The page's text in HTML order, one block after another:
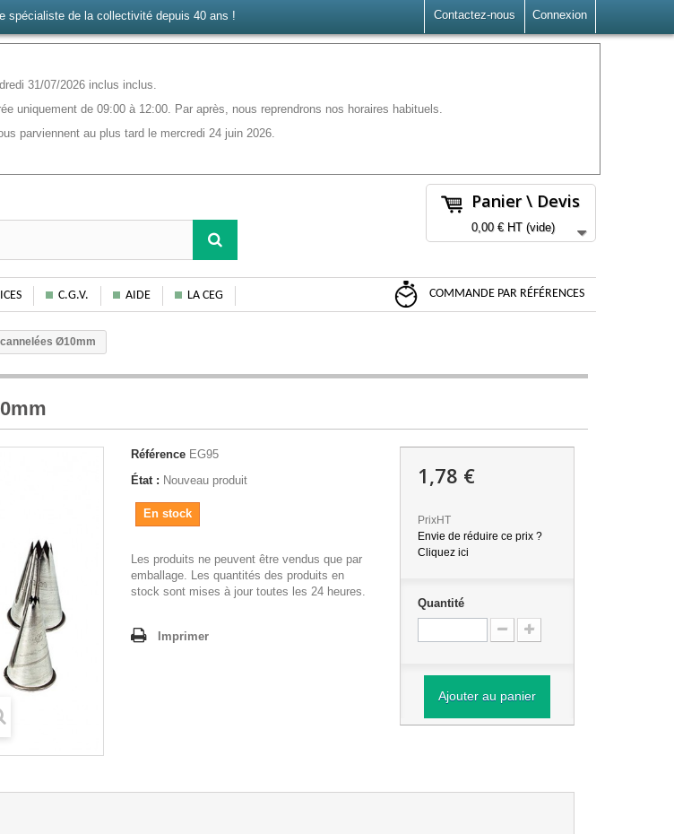
Connexion
Contactez-nous
spécialiste de la collectivité depuis 40 ans !
31/07/2026 inclus inclus.
uniquement de 09:00 à 12:00. Par après, nous reprendrons nos horaires habituels.
parviennent au plus tard le mercredi 24 juin 2026.
Panier \ Devis
0,00 €HT (vide)
C.G.V. AIDE LA CEG COMMANDE PAR RÉFÉRENCES
Ø10mm
Référence EG95
État : Nouveau produit
En stock
Les produits ne peuvent être vendus que par
emballage. Les quantités des produits en
stock sont mises à jour toutes les 24 heures.
Imprimer
1,78 €
PrixHT
Envie de réduire ce prix ?
Cliquez ici
Quantité
Ajouter au panier